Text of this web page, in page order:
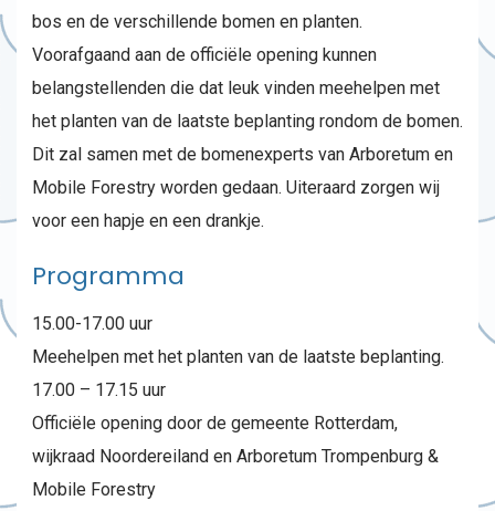
bos en de verschillende bomen en planten.
Voorafgaand aan de officiële opening kunnen
belangstellenden die dat leuk vinden meehelpen met
het planten van de laatste beplanting rondom de bomen.
Dit zal samen met de bomenexperts van Arboretum en
Mobile Forestry worden gedaan. Uiteraard zorgen wij
voor een hapje en een drankje.
Programma
15.00-17.00 uur
Meehelpen met het planten van de laatste beplanting.
17.00 – 17.15 uur
Officiële opening door de gemeente Rotterdam,
wijkraad Noordereiland en Arboretum Trompenburg &
Mobile Forestry